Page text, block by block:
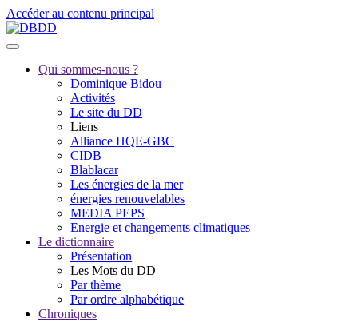
Accéder au contenu principal
Qui sommes-nous ?
Dominique Bidou
Activités
Le site du DD
Liens
Alliance HQE-GBC
CIDB
Blablacar
Les énergies de la mer
énergies renouvelables
MEDIA PEPS
Energie et changements climatiques
Le dictionnaire
Présentation
Les Mots du DD
Par thème
Par ordre alphabétique
Chroniques